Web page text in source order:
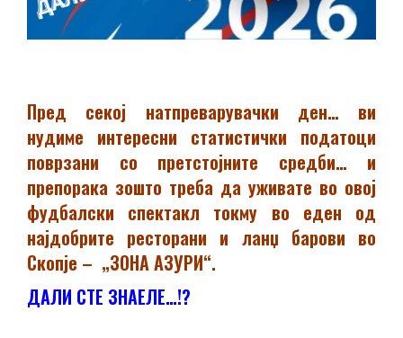
Пред секој натпреварувачки ден… ви
нудиме интересни статистички податоци
поврзани со претстојните средби… и
препорака зошто треба да уживате во овој
фудбалски спектакл токму во еден од
најдобрите ресторани и ланџ барови во
Скопје – „ЗОНА АЗУРИ“.
ДАЛИ СТЕ ЗНАЕЛЕ…!?